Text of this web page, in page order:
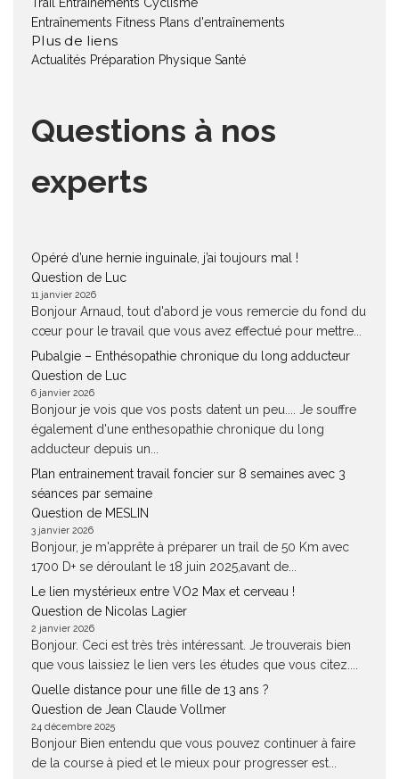
Entraînements Fitness Plans d'entraînements
Plus de liens
Actualités Préparation Physique Santé
Questions à nos
experts
Opéré d’une hernie inguinale, j’ai toujours mal !
Question de Luc
11 janvier 2026
Bonjour Arnaud, tout d'abord je vous remercie du fond du
cœur pour le travail que vous avez effectué pour mettre...
Pubalgie – Enthésopathie chronique du long adducteur
Question de Luc
6 janvier 2026
Bonjour je vois que vos posts datent un peu.... Je souffre
également d'une enthesopathie chronique du long
adducteur depuis un...
Plan entrainement travail foncier sur 8 semaines avec 3
séances par semaine
Question de MESLIN
3 janvier 2026
Bonjour, je m'apprête à préparer un trail de 50 Km avec
1700 D+ se déroulant le 18 juin 2025,avant de...
Le lien mystérieux entre VO2 Max et cerveau !
Question de Nicolas Lagier
2 janvier 2026
Bonjour. Ceci est très très intéressant. Je trouverais bien
que vous laissiez le lien vers les études que vous citez....
Quelle distance pour une fille de 13 ans ?
Question de Jean Claude Vollmer
24 décembre 2025
Bonjour Bien entendu que vous pouvez continuer à faire
de la course à pied et le mieux pour progresser est...